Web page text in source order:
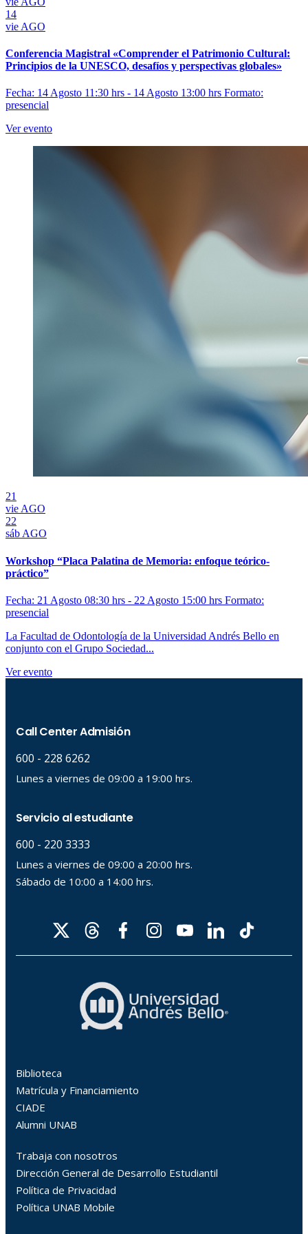
14
vie AGO
Conferencia Magistral «Comprender el Patrimonio Cultural:
Principios de la UNESCO, desafíos y perspectivas globales»
Fecha: 14 Agosto 11:30 hrs - 14 Agosto 13:00 hrs Formato:
presencial
Ver evento
21
vie AGO
22
sáb AGO
Workshop “Placa Palatina de Memoria: enfoque teórico-
práctico”
Fecha: 21 Agosto 08:30 hrs - 22 Agosto 15:00 hrs Formato:
presencial
La Facultad de Odontología de la Universidad Andrés Bello en
conjunto con el Grupo Sociedad...
Ver evento